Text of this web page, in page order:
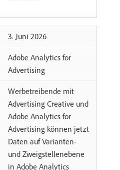
​3. Juni 2026
Adobe Analytics for
Advertising
Werbetreibende mit
Advertising Creative und
Adobe Analytics for
Advertising können jetzt
Daten auf Varianten-
und Zweigstellenebene
in Adobe Analytics